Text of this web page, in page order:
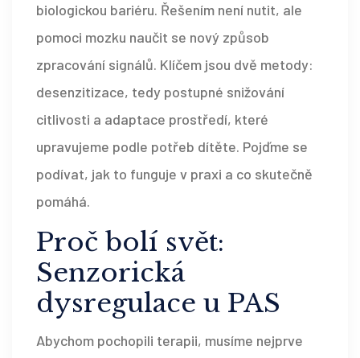
biologickou bariéru. Řešením není nutit, ale
pomoci mozku naučit se nový způsob
zpracování signálů. Klíčem jsou dvě metody:
desenzitizace, tedy postupné snižování
citlivosti a adaptace prostředí, které
upravujeme podle potřeb dítěte. Pojďme se
podívat, jak to funguje v praxi a co skutečně
pomáhá.
Proč bolí svět:
Senzorická
dysregulace u PAS
Abychom pochopili terapii, musíme nejprve